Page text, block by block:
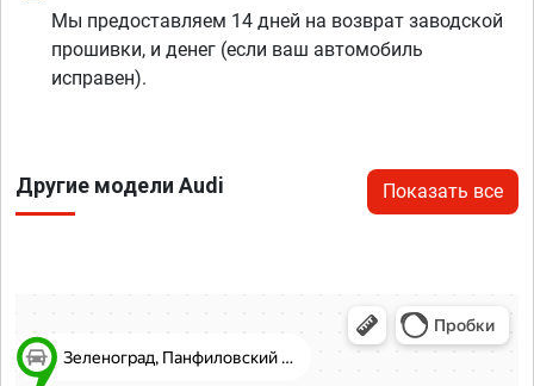
Мы предоставляем 14 дней на возврат заводской
прошивки, и денег (если ваш автомобиль
исправен).
Другие модели Audi Показать все